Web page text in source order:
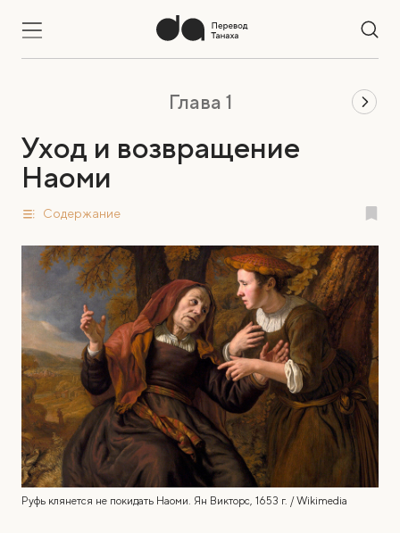
Глава 1
Уход и возвращение
Наоми
Содержание
Руфь клянется не покидать Наоми. Ян Викторс, 1653 г. / Wikimedia